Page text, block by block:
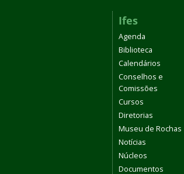
Ifes
Agenda
Biblioteca
Calendários
Conselhos e
Comissões
Cursos
Diretorias
Museu de Rochas
Notícias
Núcleos
Documentos